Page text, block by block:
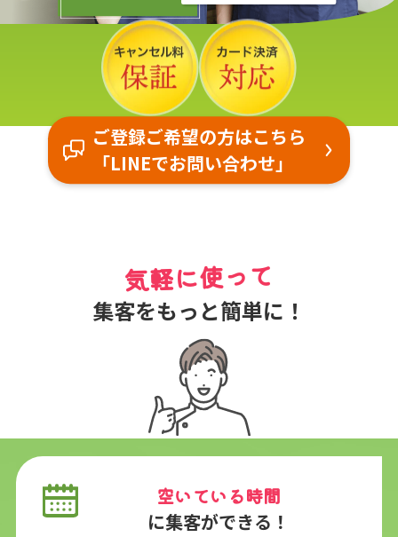
ご登録ご希望の方はこちら
「LINEでお問い合わせ」
気軽に使って
集客をもっと簡単に！
空いている時間
に集客ができる！